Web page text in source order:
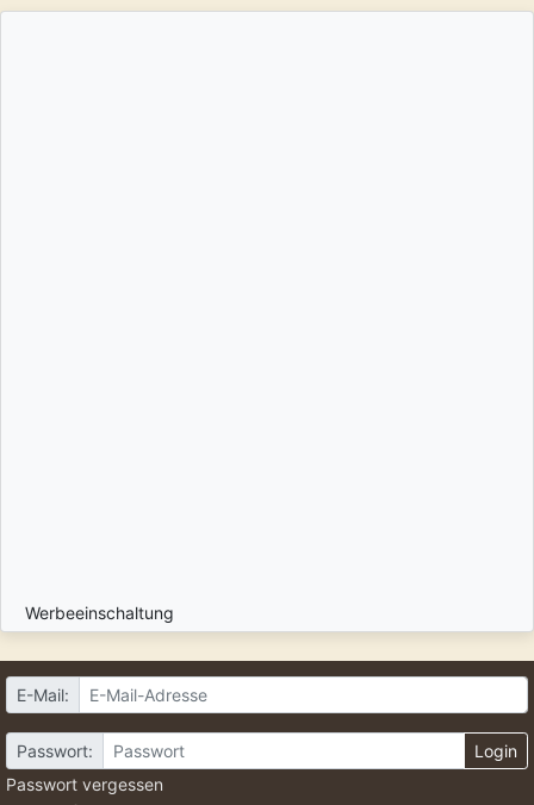
Werbeeinschaltung
E-Mail:
Passwort:
Login
Passwort vergessen